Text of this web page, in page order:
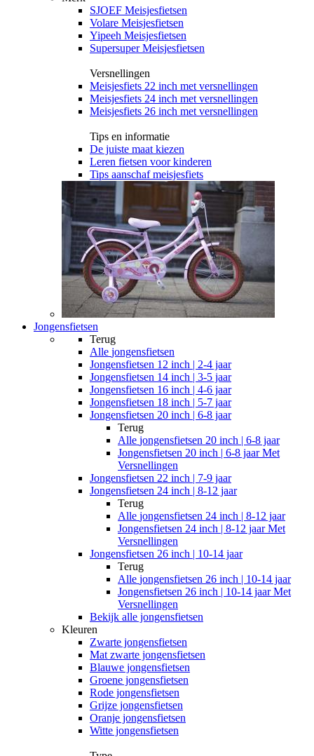
SJOEF Meisjesfietsen
Volare Meisjesfietsen
Yipeeh Meisjesfietsen
Supersuper Meisjesfietsen
Versnellingen
Meisjesfiets 22 inch met versnellingen
Meisjesfiets 24 inch met versnellingen
Meisjesfiets 26 inch met versnellingen
Tips en informatie
De juiste maat kiezen
Leren fietsen voor kinderen
Tips aanschaf meisjesfiets
Jongensfietsen
Terug
Alle jongensfietsen
Jongensfietsen 12 inch | 2-4 jaar
Jongensfietsen 14 inch | 3-5 jaar
Jongensfietsen 16 inch | 4-6 jaar
Jongensfietsen 18 inch | 5-7 jaar
Jongensfietsen 20 inch | 6-8 jaar
Terug
Alle jongensfietsen 20 inch | 6-8 jaar
Jongensfietsen 20 inch | 6-8 jaar Met
Versnellingen
Jongensfietsen 22 inch | 7-9 jaar
Jongensfietsen 24 inch | 8-12 jaar
Terug
Alle jongensfietsen 24 inch | 8-12 jaar
Jongensfietsen 24 inch | 8-12 jaar Met
Versnellingen
Jongensfietsen 26 inch | 10-14 jaar
Terug
Alle jongensfietsen 26 inch | 10-14 jaar
Jongensfietsen 26 inch | 10-14 jaar Met
Versnellingen
Bekijk alle jongensfietsen
Kleuren
Zwarte jongensfietsen
Mat zwarte jongensfietsen
Blauwe jongensfietsen
Groene jongensfietsen
Rode jongensfietsen
Grijze jongensfietsen
Oranje jongensfietsen
Witte jongensfietsen